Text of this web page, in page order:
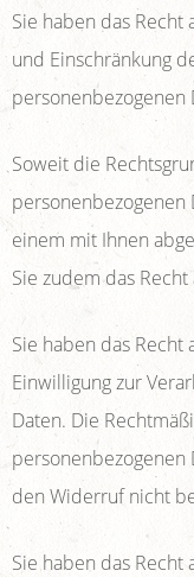
Sie haben das Recht
und Einschränkung
personenbezogenen
Soweit die
einem mit Ihnen
Sie zudem das
Sie haben das
Einwilligung zur
Daten. Die
den Widerruf nicht
Sie haben das